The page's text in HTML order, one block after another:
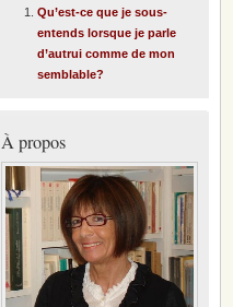
Qu’est-ce que je sous-
entends lorsque je parle
d’autrui comme de mon
semblable?
À propos